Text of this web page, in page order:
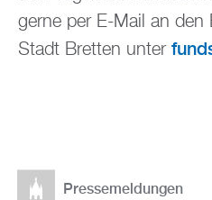
gerne per E-Mail an den
Stadt Bretten unter
Pressemeldungen